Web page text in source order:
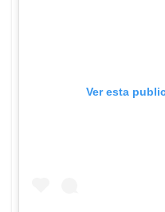
Ver esta